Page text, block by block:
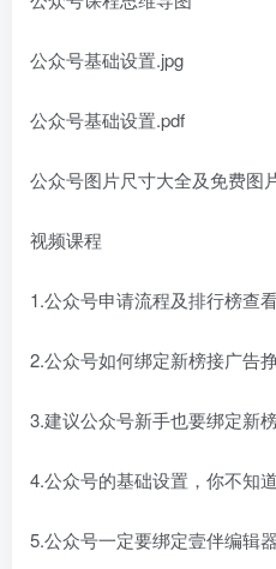
公众号基础设置.jpg
公众号基础设置.pdf
公众号图片尺寸大全及免费图
视频课程
1.公众号申请流程及排行榜查
2.公众号如何绑定新榜接广告
3.建议公众号新手也要绑定新
4.公众号的基础设置，你不知
5.公众号一定要绑定壹伴编辑